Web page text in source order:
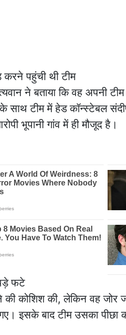
पहुंची थी टीम
ने बताया कि वह अपनी
टीम में हेड कॉन्स्टेबल
भूपानी गांव में ही मौजूद है।
फटे
की कोशिश की, लेकिन वह जोर
इसके बाद टीम उसका